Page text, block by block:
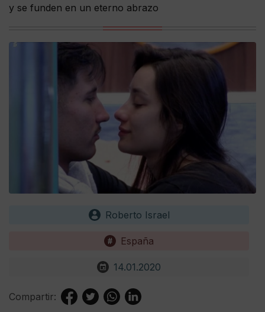
y se funden en un eterno abrazo
Roberto Israel
España
14.01.2020
Compartir: